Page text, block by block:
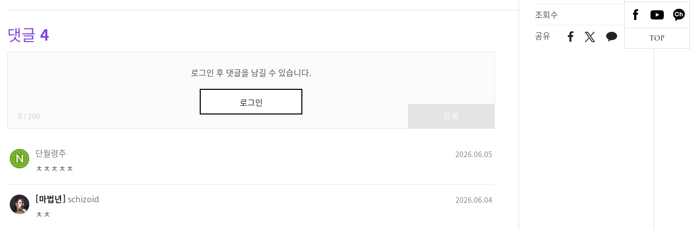
조회수
250
공유
댓글 4
로그인 후 댓글을 남길 수 있습니다.
로그인
0 / 200
단월령주 2026.06.05
ㅊㅊㅊㅊㅊ
마법년 schizoid 2026.06.04
ㅊㅊ
TOP